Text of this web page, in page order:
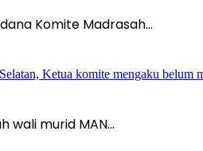
dana Komite Madrasah…
Ketua komite mengaku belum
wali murid MAN…